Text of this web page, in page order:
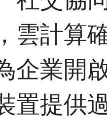
雲計算
企業開
置提供